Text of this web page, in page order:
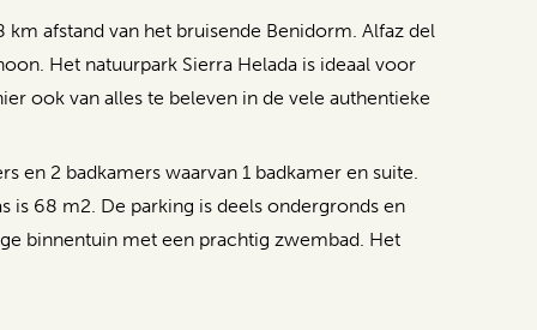
afstand van het bruisende Benidorm. Alfaz del
Het natuurpark Sierra Helada is ideaal voor
ook van alles te beleven in de vele authentieke
2 badkamers waarvan 1 badkamer en suite.
is 68 m2. De parking is deels ondergronds en
binnentuin met een prachtig zwembad. Het